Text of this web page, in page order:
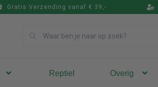
Gratis Verzending vanaf € 39,-
Reptiel Overig